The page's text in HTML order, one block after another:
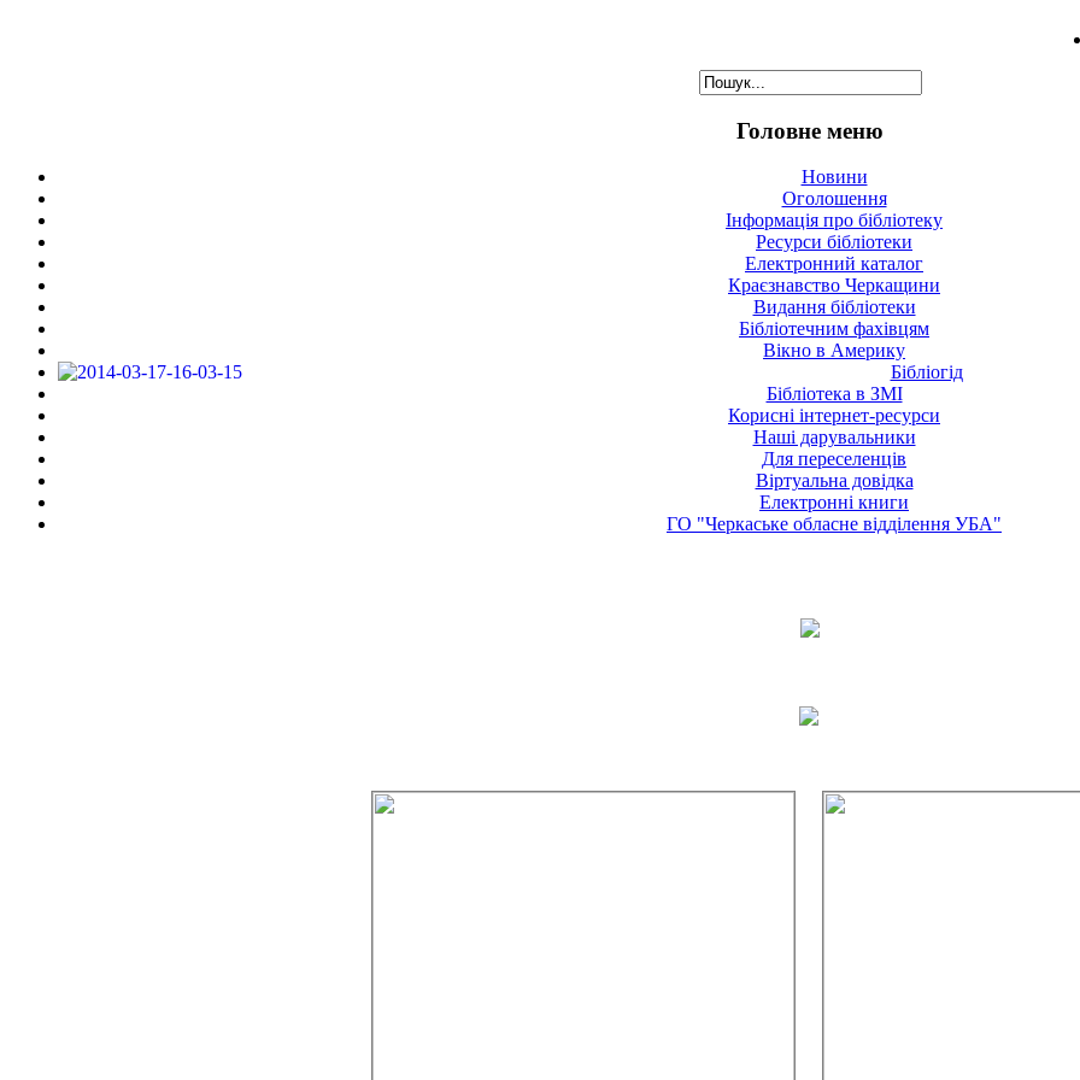
Головне меню
Новини
Оголошення
Інформація про бібліотеку
Ресурси бібліотеки
Електронний каталог
Краєзнавство Черкащини
Видання бібліотеки
Бібліотечним фахівцям
Вікно в Америку
Бібліогід
Бібліотека в ЗМІ
Корисні інтернет-ресурси
Наші дарувальники
Для переселенців
Віртуальна довідка
Електронні книги
ГО "Черкаське обласне відділення УБА"